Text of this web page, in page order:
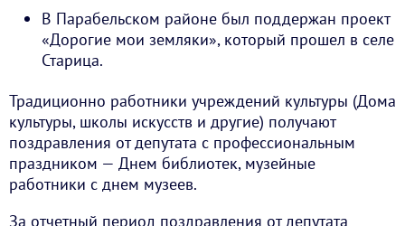
В Парабельском районе был поддержан проект
«Дорогие мои земляки», который прошел в селе
Старица.
Традиционно работники учреждений культуры (Дома
культуры, школы искусств и другие) получают
поздравления от депутата с профессиональным
праздником — Днем библиотек, музейные
работники с днем музеев.
За отчетный период поздравления от депутата